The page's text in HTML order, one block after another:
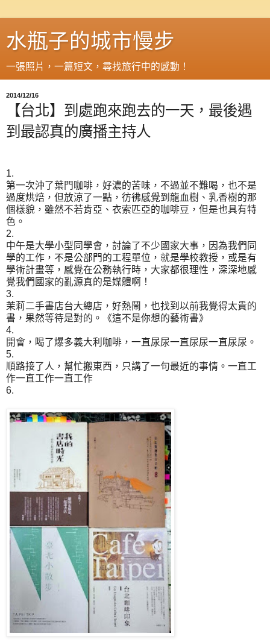
水瓶子的城市慢步
一張照片，一篇短文，尋找旅行中的感動！
2014/12/16
【台北】到處跑來跑去的一天，最後遇
到最認真的廣播主持人
1.
第一次沖了葉門咖啡，好濃的苦味，不過並不難喝，也不是
過度烘焙，但放涼了一點，彷彿感覺到龍血樹、乳香樹的那
個樣貌，雖然不若肯亞、衣索匹亞的咖啡豆，但是也具有特
色。
2.
中午是大學小型同學會，討論了不少國家大事，因為我們同
學的工作，不是公部門的工程單位，就是學校教授，或是有
學術計畫等，感覺在公務執行時，大家都很理性，深深地感
覺我們國家的亂源真的是媒體啊！
3.
茉莉二手書店台大總店，好熱鬧，也找到以前我覺得太貴的
書，果然等待是對的。《這不是你想的藝術書》
4.
開會，喝了爆多義大利咖啡，一直尿尿一直尿尿一直尿尿。
5.
順路接了人，幫忙搬東西，只講了一句最近的事情。一直工
作一直工作一直工作
6.